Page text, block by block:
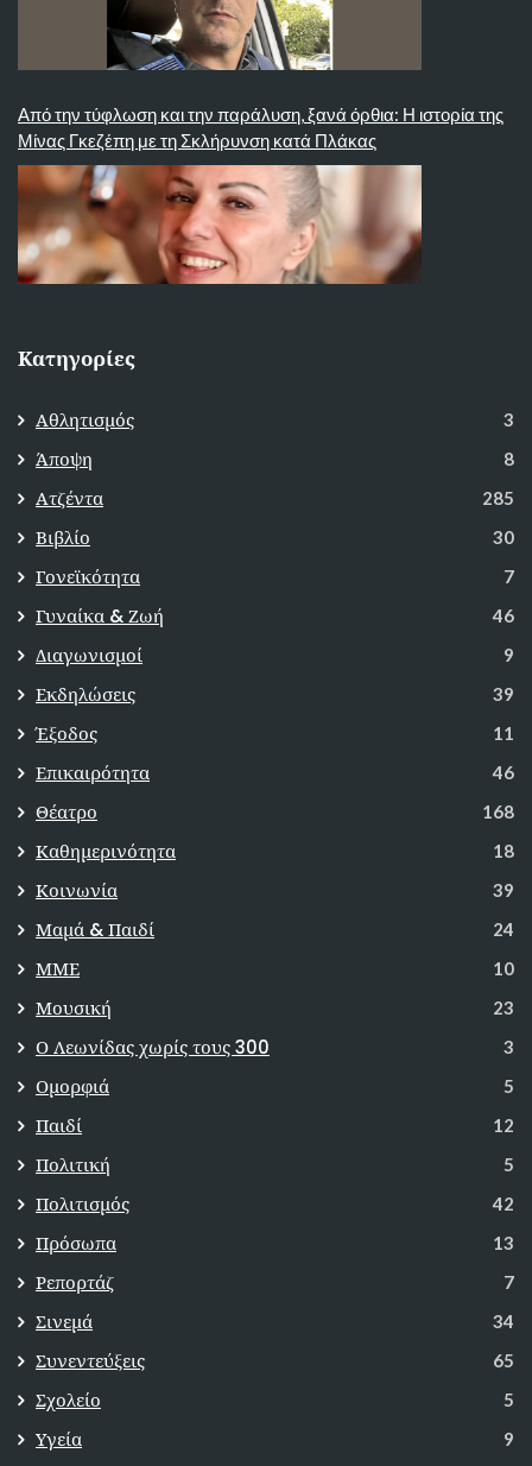
Από την τύφλωση και την παράλυση, ξανά όρθια: Η ιστορία της
Μίνας Γκεζέπη με τη Σκλήρυνση κατά Πλάκας
Κατηγορίες
Αθλητισμός 3
Άποψη 8
Ατζέντα 285
Βιβλίο 30
Γονεϊκότητα 7
Γυναίκα & Ζωή 46
Διαγωνισμοί 9
Εκδηλώσεις 39
Έξοδος 11
Επικαιρότητα 46
Θέατρο 168
Καθημερινότητα 18
Κοινωνία 39
Μαμά & Παιδί 24
ΜΜΕ 10
Μουσική 23
Ο Λεωνίδας χωρίς τους 300 3
Ομορφιά 5
Παιδί 12
Πολιτική 5
Πολιτισμός 42
Πρόσωπα 13
Ρεπορτάζ 7
Σινεμά 34
Συνεντεύξεις 65
Σχολείο 5
Υγεία 9